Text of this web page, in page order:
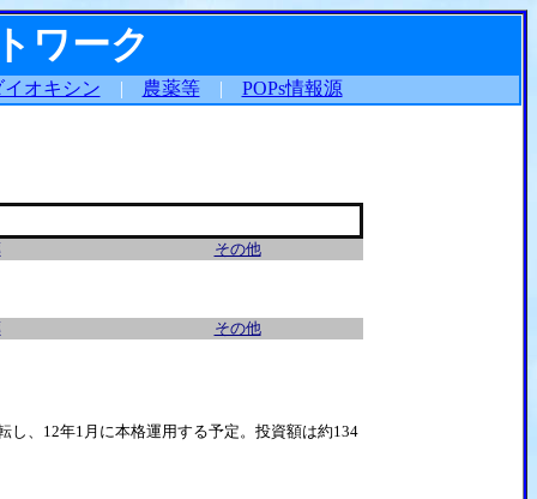
ワーク
イオキシン | 農薬等| POPs情報源
その他
その他
し、12年1月に本格運用する予定。投資額は約134